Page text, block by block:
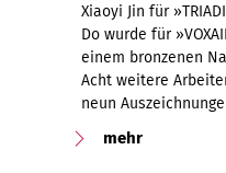
Xiaoyi Jin für
Do wurde für
einem bronzenen
Acht weitere
neun
mehr